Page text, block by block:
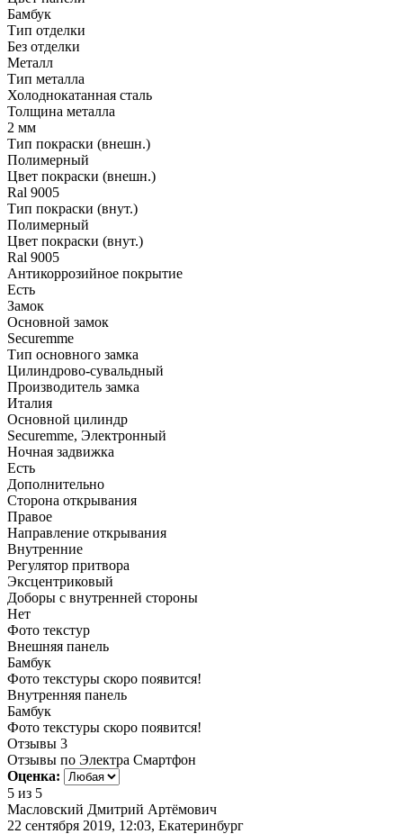
Бамбук
Тип отделки
Без отделки
Металл
Тип металла
Холоднокатанная сталь
Толщина металла
2 мм
Тип покраски (внешн.)
Полимерный
Цвет покраски (внешн.)
Ral 9005
Тип покраски (внут.)
Полимерный
Цвет покраски (внут.)
Ral 9005
Антикоррозийное покрытие
Есть
Замок
Основной замок
Securemme
Тип основного замка
Цилиндрово-сувальдный
Производитель замка
Италия
Основной цилиндр
Securemme, Электронный
Ночная задвижка
Есть
Дополнительно
Сторона открывания
Правое
Направление открывания
Внутренние
Регулятор притвора
Эксцентриковый
Доборы с внутренней стороны
Нет
Фото текстур
Внешняя панель
Бамбук
Фото текстуры скоро появится!
Внутренняя панель
Бамбук
Фото текстуры скоро появится!
Отзывы 3
Отзывы по Электра Смартфон
Оценка:
5 из 5
Масловский Дмитрий Артёмович
22 сентября 2019, 12:03, Екатеринбург